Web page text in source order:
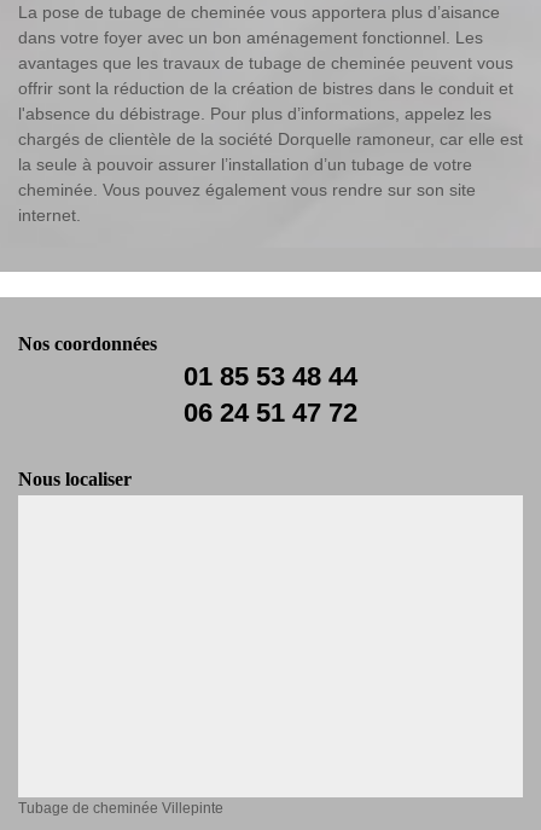
La pose de tubage de cheminée vous apportera plus d’aisance
dans votre foyer avec un bon aménagement fonctionnel. Les
avantages que les travaux de tubage de cheminée peuvent vous
offrir sont la réduction de la création de bistres dans le conduit et
l'absence du débistrage. Pour plus d’informations, appelez les
chargés de clientèle de la société Dorquelle ramoneur, car elle est
la seule à pouvoir assurer l’installation d’un tubage de votre
cheminée. Vous pouvez également vous rendre sur son site
internet.
Nos coordonnées
01 85 53 48 44
06 24 51 47 72
Nous localiser
Tubage de cheminée Villepinte